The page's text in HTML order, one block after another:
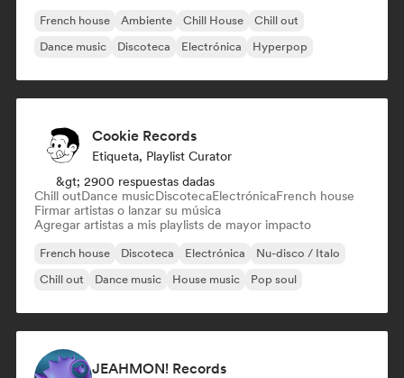
French house Ambiente Chill House
Chill out
Dance music
Discoteca Electrónica Hyperpop
Cookie Records
Etiqueta, Playlist Curator
&gt; 2900 respuestas dadas
Chill outDance musicDiscotecaElectrónicaFrench house
Firmar artistas o lanzar su música
Agregar artistas a mis playlists de mayor impacto
French house Discoteca Electrónica
Nu-disco / Italo
Chill out
Dance music House music Pop soul
JEAHMON! Records